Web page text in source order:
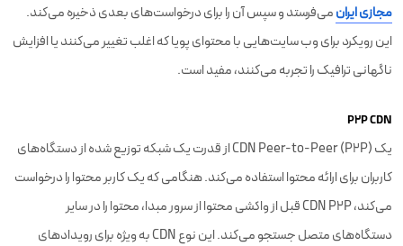
مجازی ایرانمی‌فرستد و سپس آن را برای درخواست‌های بعدی ذخیره می‌کند.
این رویکرد برای وب‌ سایت‌هایی با محتوای پویا که اغلب تغییر می‌کنند یا افزایش
ناگهانی ترافیک را تجربه می‌کنند، مفید است.
P2P CDN
یک CDN Peer-to-Peer (P2P) از قدرت یک شبکه توزیع شده از دستگاه‌های
کاربران برای ارائه محتوا استفاده می‌کند. هنگامی که یک کاربر محتوا را درخواست
می‌کند، CDN P2P قبل از واکشی محتوا از سرور مبدا، محتوا را در سایر
دستگاه‌های متصل جستجو می‌کند. این نوع CDN به ویژه برای رویدادهای